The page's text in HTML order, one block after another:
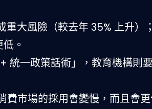
重大風險（較去年 35% 上升）
。
統一政策話術」，教育機構則
費市場的採用會變慢，而且會